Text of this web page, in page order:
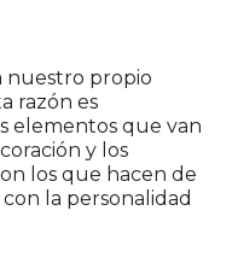
nuestro propio
razón es
elementos que van
y los
los que hacen de
la personalidad